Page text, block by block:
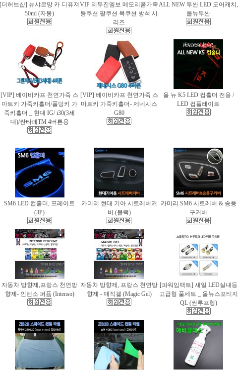
[더허브샵] 뉴샤르망 카 디퓨져
50ml (자몽)
VIP 리무진엠보 메모리폼가죽
등쿠션 팔쿠션 목쿠션 방석 시
리즈
ALL NEW 투싼 LED 도어캐치,
올뉴투싼
[VIP] 베이비카프 천연가죽 스
마트키 가죽키홀더/폴딩키 가
죽키홀더 _ 현대 IG/ i30(3세
대)/싼타페TM 4버튼용
[VIP] 베이비카프 천연가죽 스
마트키 가죽키홀더- 제네시스
G80
올 뉴 K5 LED 컵홀더 전용 /
LED 컵플레이트
SM6 LED 컵홀더, 프레이트
(3P)
카미리 현대 기아 시트레버커
버 (블랙)
카미리 SM6 시트레버 & 송풍
구커버
자동차 방향제,프랑스 천연방
향제- 인텐소 퍼퓸 (Intenso)
자동차 방향제, 프랑스 천연방
향제 - 매직겔 (Magic Gel)
[파워임팩트] 새일 LED실내등
고급형 풀세트 _ 올뉴스포티지
QL (썬루프형)